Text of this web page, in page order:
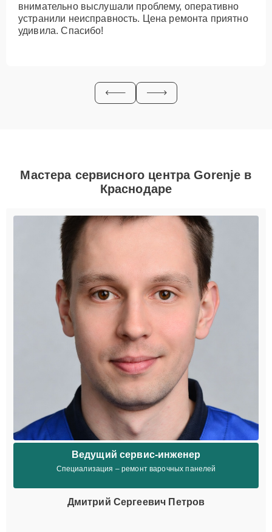
внимательно выслушали проблему, оперативно
устранили неисправность. Цена ремонта приятно
удивила. Спасибо!
Мастера сервисного центра Gorenje в
Краснодаре
Ведущий сервис-инженер
Специализация – ремонт варочных панелей
Дмитрий Сергеевич Петров